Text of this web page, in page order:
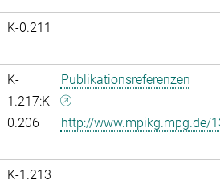
K-0.211
K-
1.217:K-
0.206
Publikationsreferenzen
http://www.mpikg.mpg.de/
K-1.213